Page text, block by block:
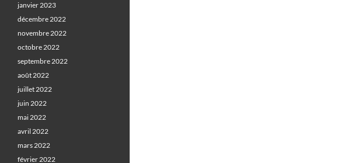
janvier 2023
décembre 2022
novembre 2022
octobre 2022
septembre 2022
août 2022
juillet 2022
juin 2022
mai 2022
avril 2022
mars 2022
février 2022